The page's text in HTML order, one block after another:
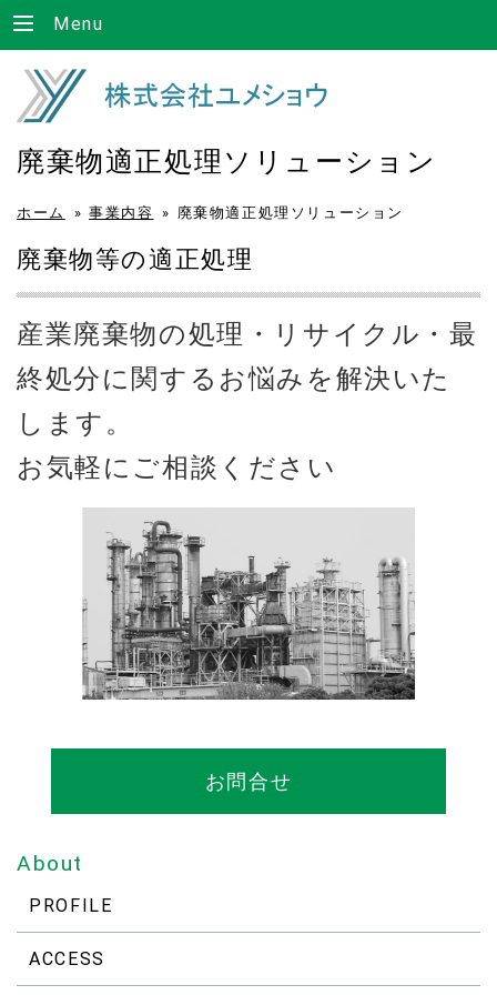
Menu
廃棄物適正処理ソリューション
ホーム » 事業内容 » 廃棄物適正処理ソリューション
廃棄物等の適正処理
産業廃棄物の処理・リサイクル・最
終処分に関するお悩みを解決いた
します。
お気軽にご相談ください
お問合せ
About
PROFILE
ACCESS